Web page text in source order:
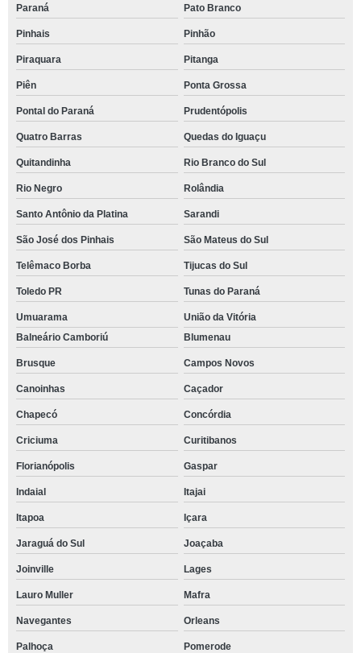
Paraná Pato Branco
Pinhais Pinhão
Piraquara Pitanga
Piên Ponta Grossa
Pontal do Paraná Prudentópolis
Quatro Barras Quedas do Iguaçu
Quitandinha Rio Branco do Sul
Rio Negro Rolândia
Santo Antônio da Platina Sarandi
São José dos Pinhais São Mateus do Sul
Telêmaco Borba Tijucas do Sul
Toledo PR Tunas do Paraná
Umuarama
União da Vitória
Balneário Camboriú
Blumenau
Brusque Campos Novos
Canoinhas Caçador
Chapecó Concórdia
Criciuma Curitibanos
Florianópolis Gaspar
Indaial Itajai
Itapoa Içara
Jaraguá do Sul Joaçaba
Joinville Lages
Lauro Muller Mafra
Navegantes Orleans
Palhoça Pomerode